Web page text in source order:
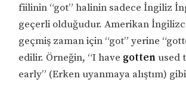
fiilinin “got” halinin sadece İngiliz
geçerli olduğudur. Amerikan
geçmiş zaman için “got” yerine
edilir. Örneğin, “I have gotten used
early” (Erken uyanmaya alıştım)